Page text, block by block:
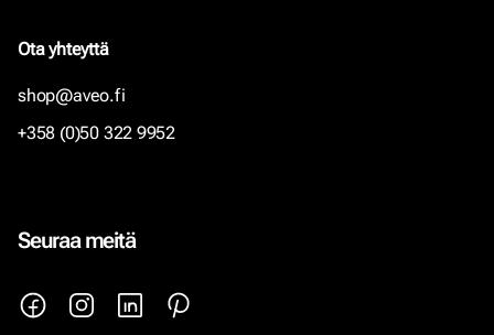
Ota yhteyttä
shop@aveo.fi
+358 (0)50 322 9952
Seuraa meitä